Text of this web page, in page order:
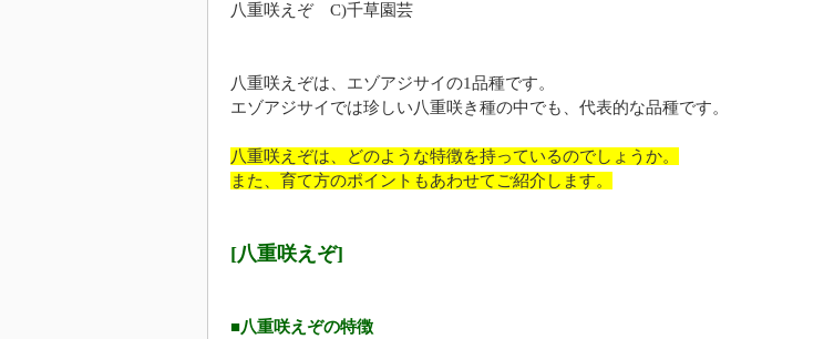
八重咲えぞ C)千草園芸
八重咲えぞは、エゾアジサイの1品種です。
エゾアジサイでは珍しい八重咲き種の中でも、代表的な品種です。
八重咲えぞは、どのような特徴を持っているのでしょうか。
また、育て方のポイントもあわせてご紹介します。
[八重咲えぞ]
■八重咲えぞの特徴